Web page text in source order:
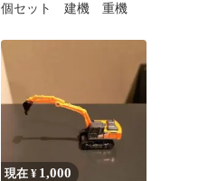
個セット 建機 重機
現在 ¥ 1,000